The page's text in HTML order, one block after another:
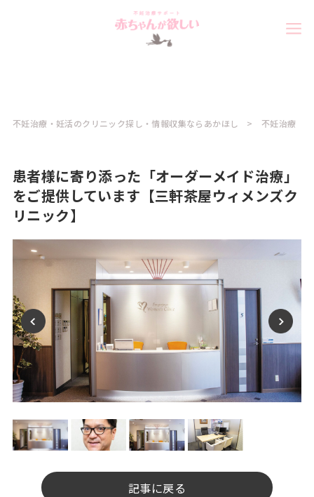
不妊治療・妊活のクリニック探し・情報収集ならあかほし 不妊治療
患者様に寄り添った「オーダーメイド治療」
をご提供しています【三軒茶屋ウィメンズク
リニック】
記事に戻る